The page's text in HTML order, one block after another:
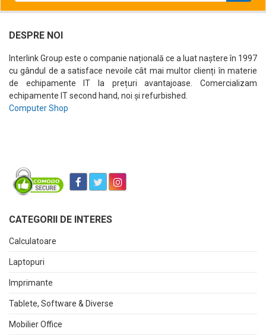
DESPRE NOI
Interlink Group este o companie națională ce a luat naștere în 1997
cu gândul de a satisface nevoile cât mai multor clienți în materie
de echipamente IT la prețuri avantajoase. Comercializam
echipamente IT second hand, noi și refurbished.
Computer Shop
CATEGORII DE INTERES
Calculatoare
Laptopuri
Imprimante
Tablete, Software & Diverse
Mobilier Office